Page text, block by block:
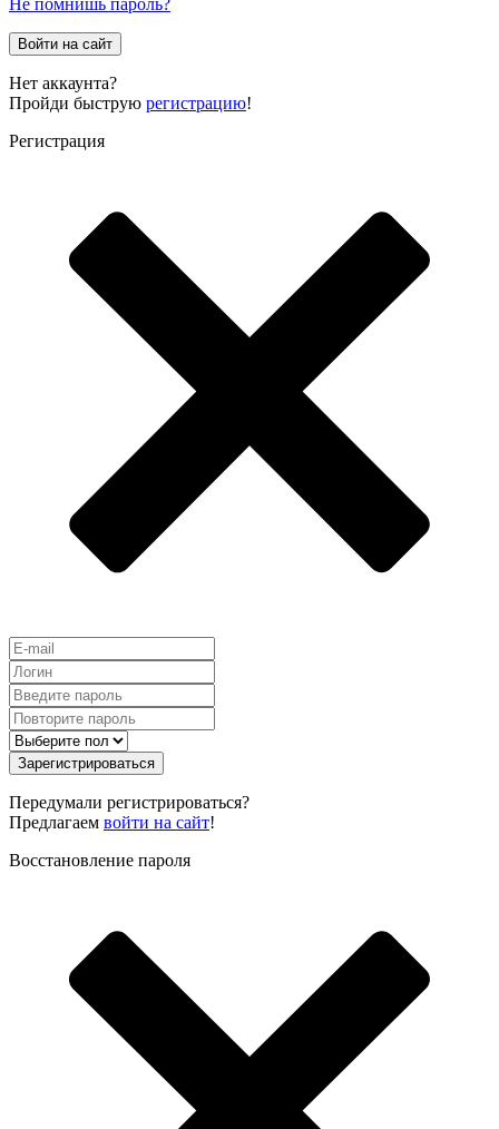
Войти на сайт
Нет аккаунта?
Пройди быструю регистрацию!
Регистрация
Зарегистрироваться
Передумали регистрироваться?
Предлагаем войти на сайт!
Восстановление пароля